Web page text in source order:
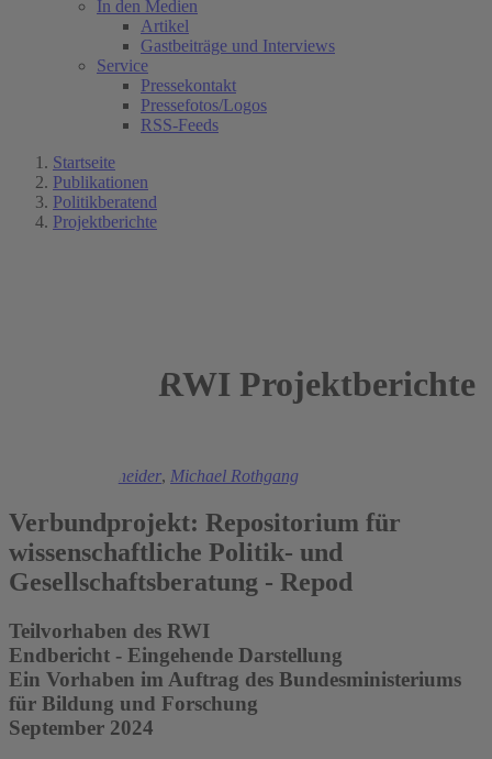
In den Medien
Artikel
Gastbeiträge und Interviews
Service
Pressekontakt
Pressefotos/Logos
RSS-Feeds
Startseite
Publikationen
Politikberatend
Projektberichte
RWI Projektberichte
Henrik Bergschneider, Michael Rothgang
Verbundprojekt: Repositorium für
wissenschaftliche Politik- und
Gesellschaftsberatung - Repod
Teilvorhaben des RWI
Endbericht - Eingehende Darstellung
Ein Vorhaben im Auftrag des Bundesministeriums
für Bildung und Forschung
September 2024